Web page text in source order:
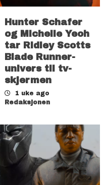
Hunter Schafer
og Michelle Yeoh
tar Ridley Scotts
Blade Runner-
univers til tv-
skjermen
1 uke ago
Redaksjonen